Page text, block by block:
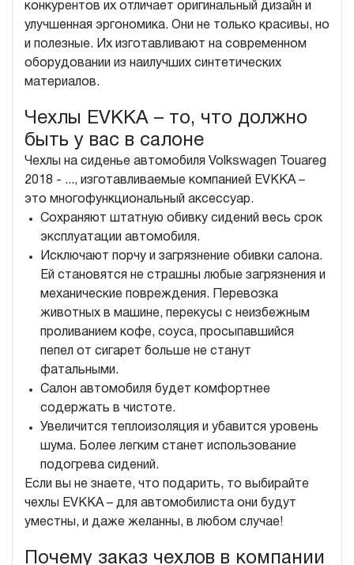
конкурентов их отличает оригинальный дизайн и
улучшенная эргономика. Они не только красивы, но
и полезные. Их изготавливают на современном
оборудовании из наилучших синтетических
материалов.
Чехлы EVKKA – то, что должно
быть у вас в салоне
Чехлы на сиденье автомобиля Volkswagen Touareg
2018 - ..., изготавливаемые компанией EVKKA –
это многофункциональный аксессуар.
Сохраняют штатную обивку сидений весь срок
эксплуатации автомобиля.
Исключают порчу и загрязнение обивки салона.
Ей становятся не страшны любые загрязнения и
механические повреждения. Перевозка
животных в машине, перекусы с неизбежным
проливанием кофе, соуса, просыпавшийся
пепел от сигарет больше не станут
фатальными.
Салон автомобиля будет комфортнее
содержать в чистоте.
Увеличится теплоизоляция и убавится уровень
шума. Более легким станет использование
подогрева сидений.
Если вы не знаете, что подарить, то выбирайте
чехлы EVKKA – для автомобилиста они будут
уместны, и даже желанны, в любом случае!
Почему заказ чехлов в компании